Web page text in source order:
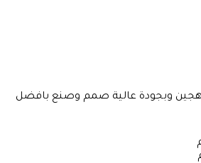
وبجودة عالية صمم وصنع بافضل